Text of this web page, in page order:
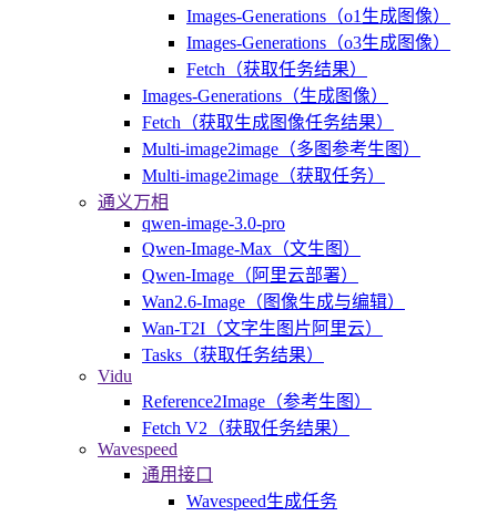
Images-Generations（o1生成图像）
Images-Generations（o3生成图像）
Fetch（获取任务结果）
Images-Generations（生成图像）
Fetch（获取生成图像任务结果）
Multi-image2image（多图参考生图）
Multi-image2image（获取任务）
通义万相
qwen-image-3.0-pro
Qwen-Image-Max（文生图）
Qwen-Image（阿里云部署）
Wan2.6-Image（图像生成与编辑）
Wan-T2I（文字生图片阿里云）
Tasks（获取任务结果）
Vidu
Reference2Image（参考生图）
Fetch V2（获取任务结果）
Wavespeed
通用接口
Wavespeed生成任务